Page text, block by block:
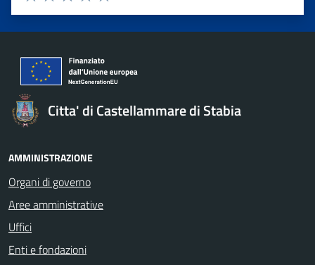
Valuta 5 stelle su 5
Valuta 4 stelle su 5
Valuta 3 stelle su 5
Valuta 2 stelle su 5
Valuta 1 stelle su 5
Citta' di Castellammare di Stabia
AMMINISTRAZIONE
Organi di governo
Aree amministrative
Uffici
Enti e fondazioni